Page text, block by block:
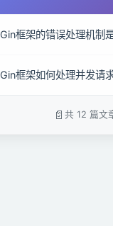
Gin框架的错误处理机制
Gin框架如何处理并发请求
共 12 篇文